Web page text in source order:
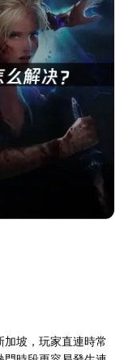
坡，玩家直連時常